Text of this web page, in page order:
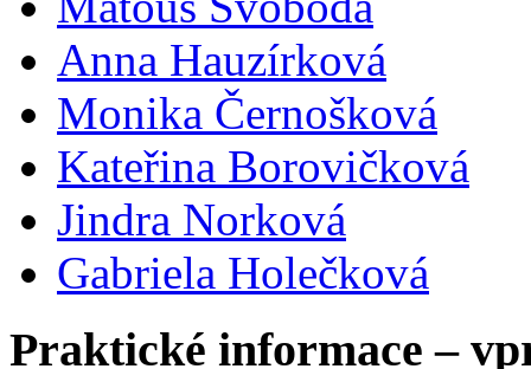
Anna Hauzírková
Monika Černošková
Kateřina Borovičková
Jindra Norková
Gabriela Holečková
Praktické informace –